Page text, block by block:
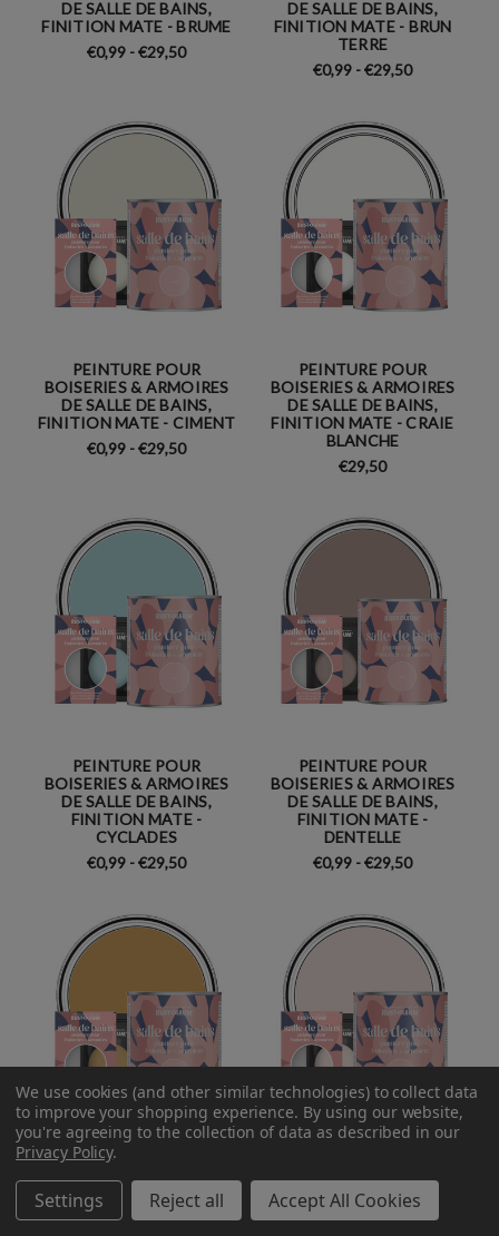
DE SALLE DE BAINS,
FINITION MATE - BRUME
€0,99 - €29,50
DE SALLE DE BAINS,
FINITION MATE - BRUN
TERRE
€0,99 - €29,50
PEINTURE POUR
BOISERIES & ARMOIRES
DE SALLE DE BAINS,
FINITION MATE - CIMENT
€0,99 - €29,50
PEINTURE POUR
BOISERIES & ARMOIRES
DE SALLE DE BAINS,
FINITION MATE - CRAIE
BLANCHE
€29,50
PEINTURE POUR
BOISERIES & ARMOIRES
DE SALLE DE BAINS,
FINITION MATE -
CYCLADES
€0,99 - €29,50
PEINTURE POUR
BOISERIES & ARMOIRES
DE SALLE DE BAINS,
FINITION MATE -
DENTELLE
€0,99 - €29,50
PEINTURE POUR
BOISERIES & ARMOIRES
DE SALLE DE BAINS,
FINITION MATE - DIJON
BOISERIES & ARMOIRES
DE SALLE DE BAINS,
FINITION MATE - ELBOW
We use cookies (and other similar technologies) to collect data
to improve your shopping experience. By using our website,
you're agreeing to the collection of data as described in our
Privacy Policy.
Settings Reject all Accept All Cookies